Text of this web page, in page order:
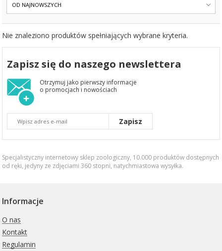
OD NAJNOWSZYCH
Nie znaleziono produktów spełniających wybrane kryteria.
Zapisz się do naszego newslettera
Otrzymuj jako pierwszy informacje
o promocjach i nowościach
Zapisz
Specjalistyczny internetowy sklep zoologiczny, 10.000 produktów dostępnych
od ręki, jedyny ze zdjęciami 360 stopni, natychmiastowa wysyłka.
Informacje
O nas
Kontakt
Regulamin